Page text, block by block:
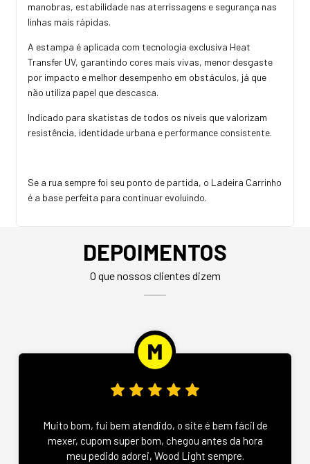
manobras, estabilidade nas aterrissagens e segurança nas
linhas mais rápidas.
A estampa é aplicada com tecnologia exclusiva Heat
Transfer UV, garantindo cores mais vivas, menor desgaste
por impacto e melhor desempenho em obstáculos, já que
não utiliza papel que descasca.
Indicado para skatistas de todos os níveis que valorizam
resistência, identidade urbana e performance consistente.
Se a rua sempre foi seu ponto de partida, o Ladeira Carrinho
é a base perfeita para continuar evoluindo.
DEPOIMENTOS
O que nossos clientes dizem
Muito bom, fui bem atendido, o site é bem fácil de
mexer, cupom super bom, chegou antes da hora
meu pedido adorei, Wood Light sempre.